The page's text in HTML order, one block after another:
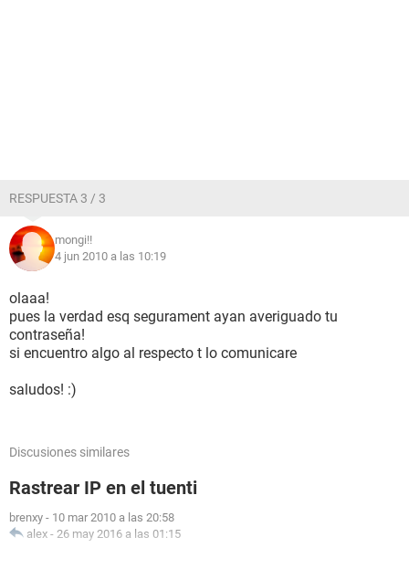
RESPUESTA 3 / 3
mongi!!
4 jun 2010 a las 10:19
olaaa!
pues la verdad esq segurament ayan averiguado tu
contraseña!
si encuentro algo al respecto t lo comunicare
saludos! :)
Discusiones similares
Rastrear IP en el tuenti
brenxy - 10 mar 2010 a las 20:58
alex - 26 may 2016 a las 01:15